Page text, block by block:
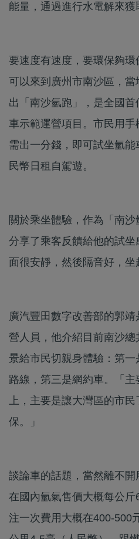
能量，通過進行水電解來獲
要速度有速度，要環保夠環
可以來到廣州市南沙區，
出「南沙氫跑」，是全國
車示範運營項目。市民用
需出一分錢，即可試坐氫
民幣日租自駕遊。
關於乘坐體驗，作為「南
分享了乘客反饋給他的試
面很安靜，然後隔音好，坐
廣汽豐田數字改善部的郭
營人員，他介紹目前南沙
景給市民切親身體驗：第
路線，第三是網約車。「
上，主要是讓大灣區的市
保。」
談論車的話題，當然離不
在國內氫氣售價大概每公
注一次費用大概在400-500